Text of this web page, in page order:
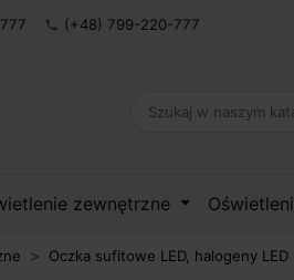
phone (+48) 799-220-777
zewnętrzne
Oczka sufitowe LED, halogeny LED